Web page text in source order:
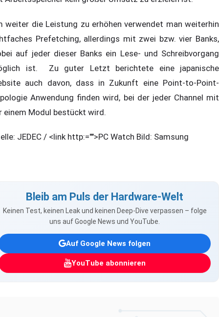
weiter die Leistung zu erhöhen verwendet man weiterhin
Prefetching, allerdings mit zwei bzw. vier Banks,
auf jeder dieser Banks ein Lese- und Schreibvorgang
ist. Zu guter Letzt berichtete eine japanische
auch davon, dass in Zukunft eine Point-to-Point-
Anwendung finden wird, bei der jeder Channel mit
einem Modul bestückt wird.
JEDEC / <link http:="">PC Watch Bild: Samsung
Bleib am Puls der Hardware-Welt
Keinen Test, keinen Leak und keinen Deep-Dive verpassen – folge
uns auf Google News und YouTube.
Auf Google News folgen
YouTube abonnieren